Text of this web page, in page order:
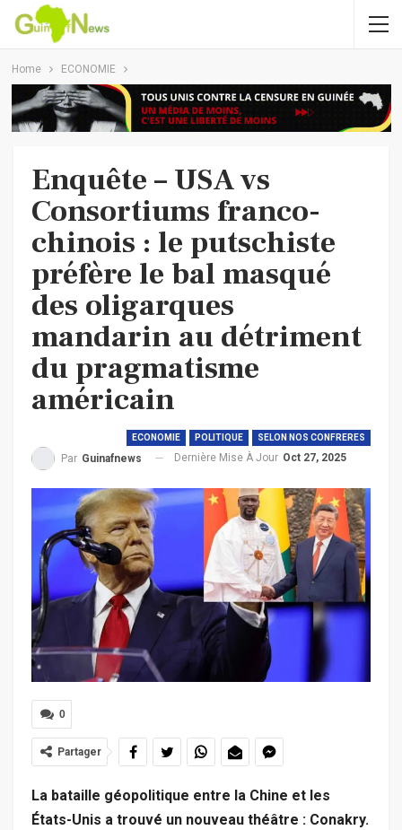
Home ECONOMIE
Enquête – USA vs
Consortiums franco-
chinois : le putschiste
préfère le bal masqué
des oligarques
mandarin au détriment
du pragmatisme
américain
ECONOMIE POLITIQUE SELON NOS CONFRERES
Par Guinafnews Dernière Mise À Jour Oct 27, 2025
0
Partager
La bataille géopolitique entre la Chine et les
États-Unis a trouvé un nouveau théâtre : Conakry.